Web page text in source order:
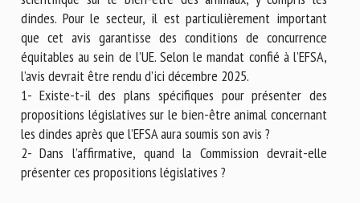
dindes. Pour le secteur, il est particulièrement important
que cet avis garantisse des conditions de concurrence
équitables au sein de l’UE. Selon le mandat confié à l’EFSA,
l’avis devrait être rendu d’ici décembre 2025.
1- Existe-t-il des plans spécifiques pour présenter des
propositions législatives sur le bien-être animal concernant
les dindes après que l’EFSA aura soumis son avis ?
2- Dans l’affirmative, quand la Commission devrait-elle
présenter ces propositions législatives ?
E-mail *
En soumettant ce formulaire, j'accepte que les
informations saisies soient utilisées dans le cadre de la
relation avec le CNR BEA. *
Les champs suivis de * sont obligatoires